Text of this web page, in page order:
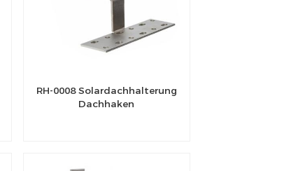
RH-0008 Solardachhalterung
Dachhaken